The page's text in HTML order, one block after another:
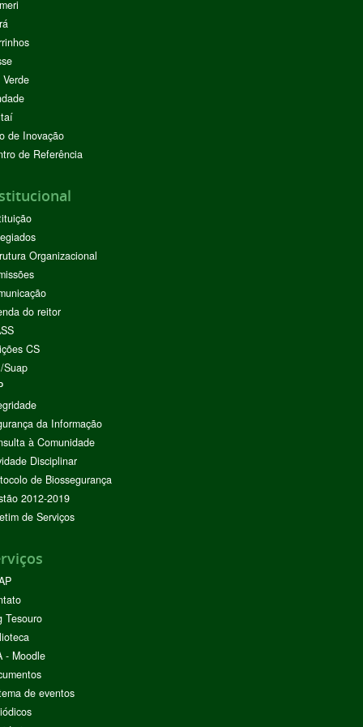
de Inovação
de Referência
Organizacional
do reitor
CS
Suap
da Informação
à Comunidade
Disciplinar
de Biossegurança
2012-2019
de Serviços
Tesouro
- Moodle
de eventos